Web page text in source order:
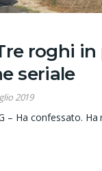
roghi
seriale
2019
– Ha confessato.